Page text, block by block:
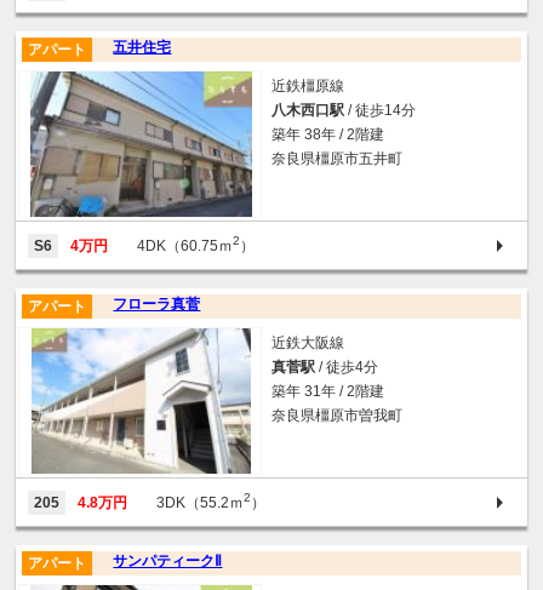
五井住宅
アパート
近鉄橿原線
八木西口駅 / 徒歩14分
築年 38年 / 2階建
奈良県橿原市五井町
S6 4万円 4DK（60.75ｍ2 ）
フローラ真菅
アパート
近鉄大阪線
真菅駅 / 徒歩4分
築年 31年 / 2階建
奈良県橿原市曽我町
205 4.8万円 3DK（55.2ｍ2 ）
サンパティークⅡ
アパート